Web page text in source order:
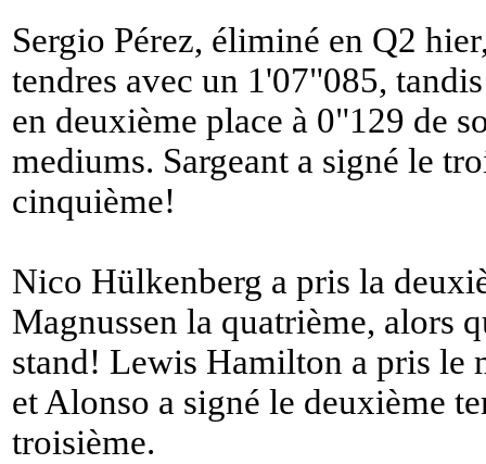
Sergio Pérez, éliminé en Q2
tendres avec un 1'07"085,
en deuxième place à 0"129 de
mediums. Sargeant a signé le
cinquième!
Nico Hülkenberg a pris la
Magnussen la quatrième, alors
stand! Lewis Hamilton a pris le
et Alonso a signé le deuxième
troisième.